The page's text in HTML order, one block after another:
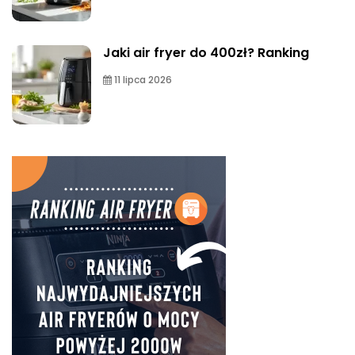
Jaki air fryer do 400zł? Ranking
11 lipca 2026